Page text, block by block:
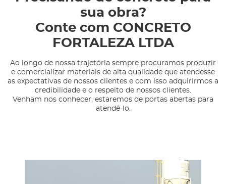
sua obra?
Conte com CONCRETO
FORTALEZA LTDA
Ao longo de nossa trajetória sempre procuramos produzir
e comercializar materiais de alta qualidade que atendesse
as expectativas de nossos clientes e com isso adquirirmos a
credibilidade e o respeito de nossos clientes.
Venham nos conhecer, estaremos de portas abertas para
atendê-lo.